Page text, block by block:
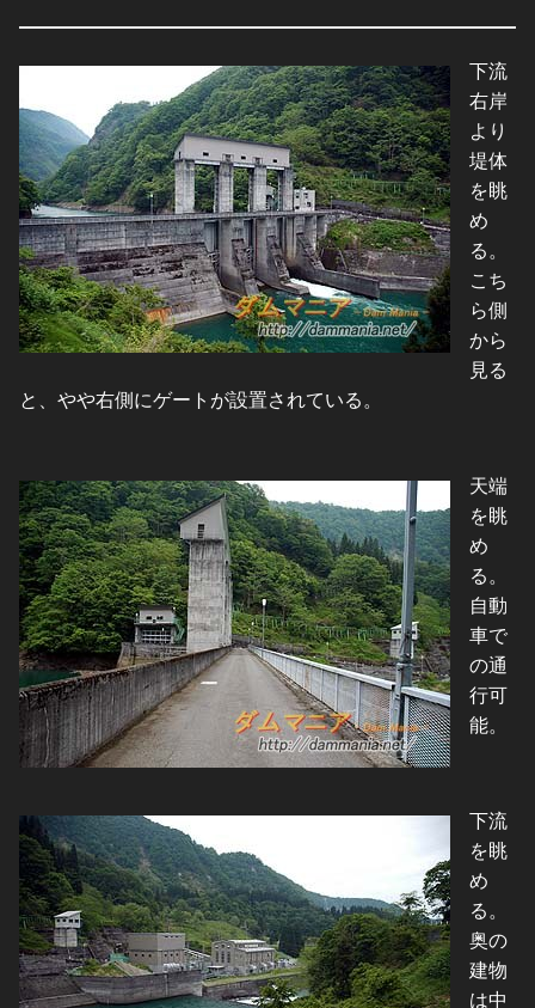
下流
右岸
より
堤体
を眺
め
る。
こち
ら側
から
見る
と、やや右側にゲートが設置されている。
天端
を眺
め
る。
自動
車で
の通
行可
能。
下流
を眺
め
る。
奥の
建物
は中